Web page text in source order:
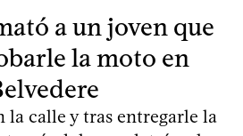
a un joven que
la moto en
la calle y tras entregarle la